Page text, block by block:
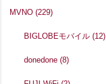
MVNO (229)
BIGLOBEモバイル(12)
donedone(8)